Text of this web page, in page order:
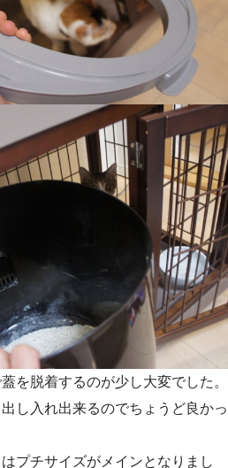
を脱着するのが少し大変でした。
し入れ出来るのでちょうど良かっ
プチサイズがメインとなりまし